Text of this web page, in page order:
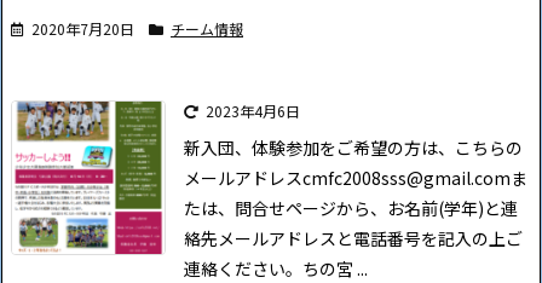
2020年7月20日 チーム情報
2023年4月6日
新入団、体験参加をご希望の方は、こちらの
メールアドレスcmfc2008sss@gmail.comま
たは、問合せページから、お名前(学年)と連
絡先メールアドレスと電話番号を記入の上ご
連絡ください。 ちの宮 ...